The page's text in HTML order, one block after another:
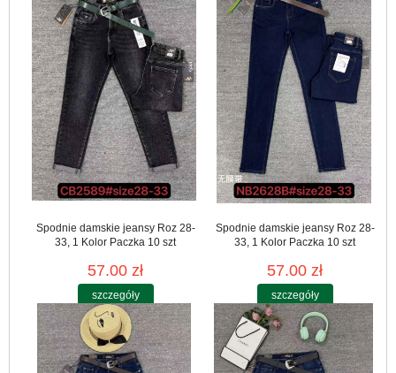
Spodnie damskie jeansy Roz 28-
33, 1 Kolor Paczka 10 szt
57.00 zł
szczegóły
Spodnie damskie jeansy Roz 28-
33, 1 Kolor Paczka 10 szt
57.00 zł
szczegóły